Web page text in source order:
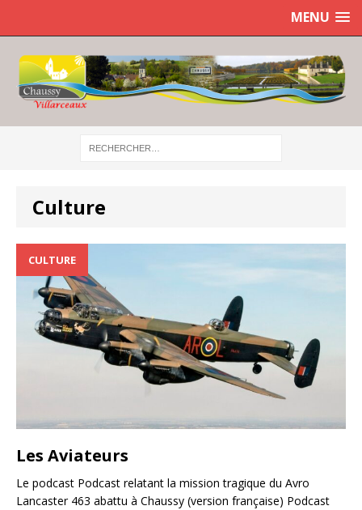
MENU
Culture
CULTURE
Les Aviateurs
Le podcast Podcast relatant la mission tragique du Avro
Lancaster 463 abattu à Chaussy (version française) Podcast